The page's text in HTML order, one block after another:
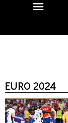
EURO 2024